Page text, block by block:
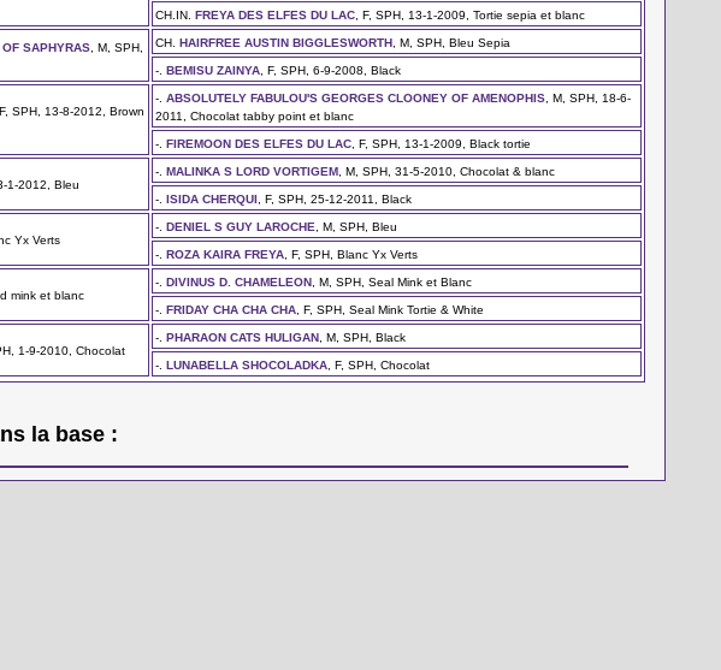
CH.IN.FREYA DES ELFES DU LAC , F, SPH, 13-1-2009, Tortie sepia et blanc
SAPHYRAS , M, SPH,
CH.HAIRFREE AUSTIN BIGGLESWORTH , M, SPH, Bleu Sepia
-.BEMISU ZAINYA , F, SPH, 6-9-2008, Black
F, SPH, 13-8-2012, Brown
-.ABSOLUTELY FABULOU'S GEORGES CLOONEY OF AMENOPHIS , M, SPH, 18-6-
2011, Chocolat tabby point et blanc
-.FIREMOON DES ELFES DU LAC , F, SPH, 13-1-2009, Black tortie
1-2012, Bleu
-.MALINKA S LORD VORTIGEM , M, SPH, 31-5-2010, Chocolat & blanc
-.ISIDA CHERQUI , F, SPH, 25-12-2011, Black
Yx Verts
-.DENIEL S GUY LAROCHE , M, SPH, Bleu
-.ROZA KAIRA FREYA , F, SPH, Blanc Yx Verts
mink et blanc
-.DIVINUS D. CHAMELEON , M, SPH, Seal Mink et Blanc
-.FRIDAY CHA CHA CHA , F, SPH, Seal Mink Tortie & White
1-9-2010, Chocolat
-.PHARAON CATS HULIGAN , M, SPH, Black
-.LUNABELLA SHOCOLADKA , F, SPH, Chocolat
la base :